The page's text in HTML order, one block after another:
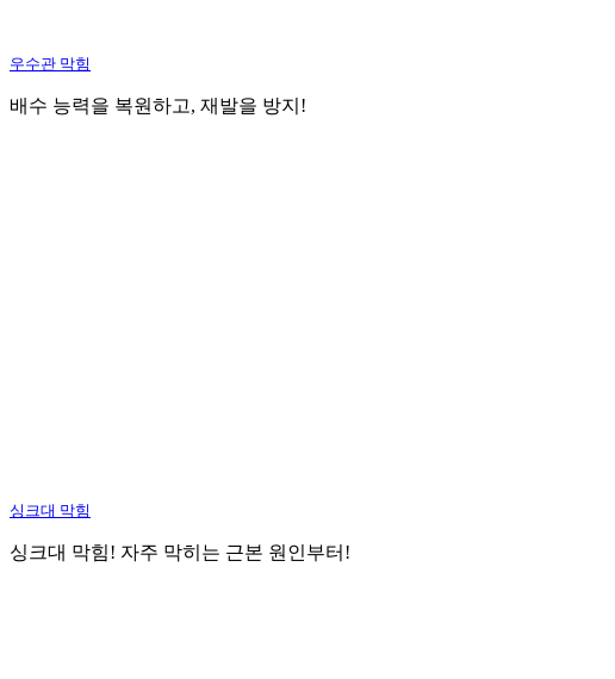
우수관 막힘
배수 능력을 복원하고, 재발을 방지!
싱크대 막힘
싱크대 막힘! 자주 막히는 근본 원인부터!